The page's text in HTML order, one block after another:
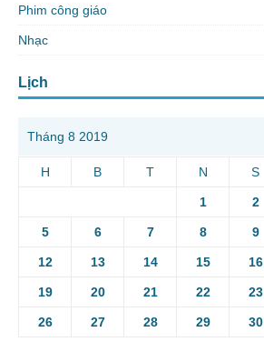
Phim công giáo
Nhạc
Lịch
Tháng 8 2019
H B T N S
1 2
5 6 7 8 9
12 13 14 15 16
19 20 21 22 23
26 27 28 29 30